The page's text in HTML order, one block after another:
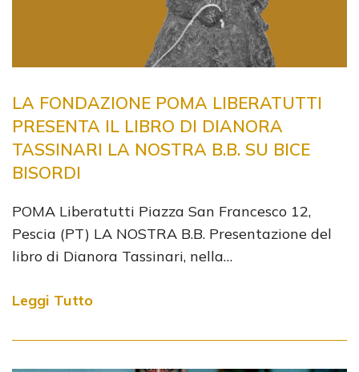
LA FONDAZIONE POMA LIBERATUTTI
PRESENTA IL LIBRO DI DIANORA
TASSINARI LA NOSTRA B.B. SU BICE
BISORDI
POMA Liberatutti Piazza San Francesco 12,
Pescia (PT) LA NOSTRA B.B. Presentazione del
libro di Dianora Tassinari, nella…
Leggi Tutto